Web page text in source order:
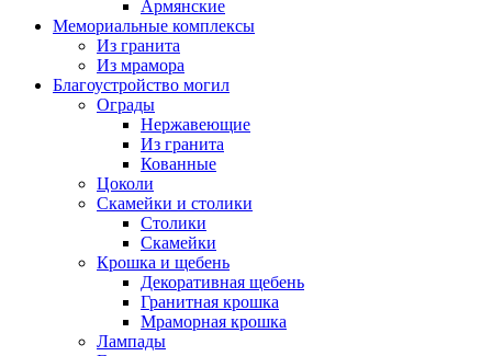
Армянские
Мемориальные комплексы
Из гранита
Из мрамора
Благоустройство могил
Ограды
Нержавеющие
Из гранита
Кованные
Цоколи
Скамейки и столики
Столики
Скамейки
Крошка и щебень
Декоративная щебень
Гранитная крошка
Мраморная крошка
Лампады